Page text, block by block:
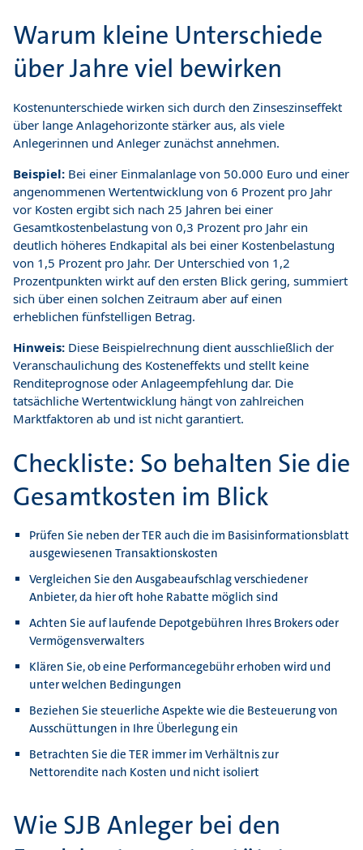
Warum kleine Unterschiede
über Jahre viel bewirken
Kostenunterschiede wirken sich durch den Zinseszinseffekt
über lange Anlagehorizonte stärker aus, als viele
Anlegerinnen und Anleger zunächst annehmen.
Beispiel: Bei einer Einmalanlage von 50.000 Euro und einer
angenommenen Wertentwicklung von 6 Prozent pro Jahr
vor Kosten ergibt sich nach 25 Jahren bei einer
Gesamtkostenbelastung von 0,3 Prozent pro Jahr ein
deutlich höheres Endkapital als bei einer Kostenbelastung
von 1,5 Prozent pro Jahr. Der Unterschied von 1,2
Prozentpunkten wirkt auf den ersten Blick gering, summiert
sich über einen solchen Zeitraum aber auf einen
erheblichen fünfstelligen Betrag.
Hinweis: Diese Beispielrechnung dient ausschließlich der
Veranschaulichung des Kosteneffekts und stellt keine
Renditeprognose oder Anlageempfehlung dar. Die
tatsächliche Wertentwicklung hängt von zahlreichen
Marktfaktoren ab und ist nicht garantiert.
Checkliste: So behalten Sie die
Gesamtkosten im Blick
Prüfen Sie neben der TER auch die im Basisinformationsblatt
ausgewiesenen Transaktionskosten
Vergleichen Sie den Ausgabeaufschlag verschiedener
Anbieter, da hier oft hohe Rabatte möglich sind
Achten Sie auf laufende Depotgebühren Ihres Brokers oder
Vermögensverwalters
Klären Sie, ob eine Performancegebühr erhoben wird und
unter welchen Bedingungen
Beziehen Sie steuerliche Aspekte wie die Besteuerung von
Ausschüttungen in Ihre Überlegung ein
Betrachten Sie die TER immer im Verhältnis zur
Nettorendite nach Kosten und nicht isoliert
Wie SJB Anleger bei den